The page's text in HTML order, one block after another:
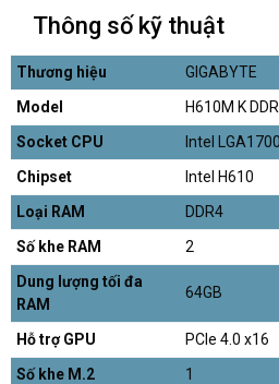
Thông số kỹ thuật
Thương hiệu
GIGABYTE
Model
H610M K
Socket CPU
Intel LGA1700
Chipset
Intel H610
Loại RAM
DDR4
Số khe RAM
2
Dung lượng tối đa
RAM
64GB
Hỗ trợ GPU
PCIe 4.0 x16
Số khe M.2
1